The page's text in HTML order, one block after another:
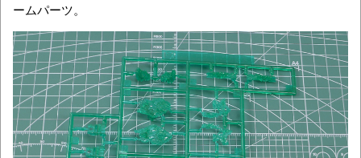
ームパーツ。